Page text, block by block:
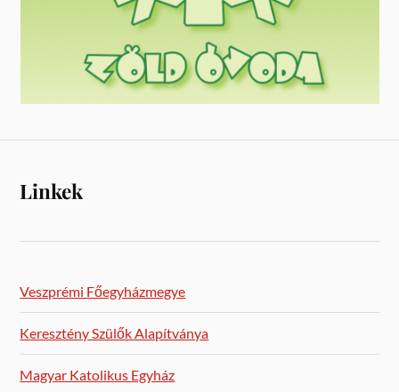
Linkek
Veszprémi Főegyházmegye
Keresztény Szülők Alapítványa
Magyar Katolikus Egyház